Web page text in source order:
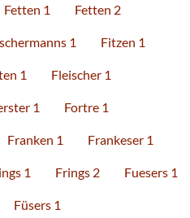
Fetten 1 Fetten 2
1 Fitzen 1
1 Fleischer 1
1 Fortre 1
Franken 1 Frankeser 1
1 Frings 2 Fuesers 1
Füsers 1